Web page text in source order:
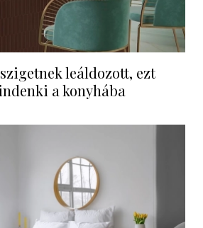
leáldozott, ezt
a konyhába